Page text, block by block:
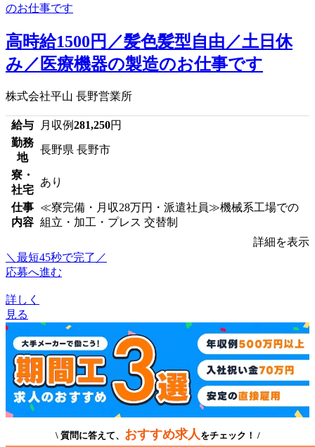
高時給1500円／髪色髪型自由／土日休
み／医療機器の製造のお仕事です
株式会社平山 長野営業所
給与 月収例281,250円
勤務
地
長野県 長野市
寮・
社宅
あり
仕事
内容
≪寮完備・月収28万円・派遣社員≫機械系工場での
組立・加工・プレス 交替制
詳細を表示
＼最短45秒で完了／
応募へ進む
詳しく
見る
\ 質問に答えて、 おすすめ求人 をチェック！ /